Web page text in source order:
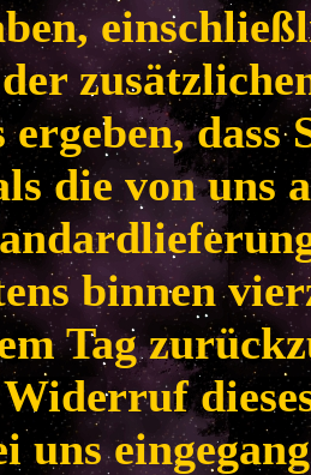
ergeben, dass
die von uns
binnen
Tag
uns